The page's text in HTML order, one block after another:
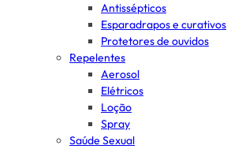
Antissépticos
Esparadrapos e curativos
Protetores de ouvidos
Repelentes
Aerosol
Elétricos
Loção
Spray
Saúde Sexual